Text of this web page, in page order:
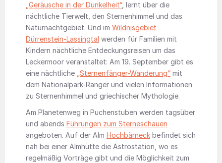
„Geräusche in der Dunkelheit“, lernt über die
nächtliche Tierwelt, den Sternenhimmel und das
Naturnachtgebiet. Und im Wildnisgebiet
Dürrenstein-Lassingtal werden für Familien mit
Kindern nächtliche Entdeckungsreisen um das
Leckermoor veranstaltet: Am 19. September gibt es
eine nächtliche „Sternenfänger-Wanderung“ mit
dem Nationalpark-Ranger und vielen Informationen
zu Sternenhimmel und griechischer Mythologie.
Am Planetenweg in Puchenstuben werden tagsüber
und abends Führungen zum Sterneschauen
angeboten. Auf der Alm Hochbärneck befindet sich
nah bei einer Almhütte die Astrostation, wo es
regelmäßig Vorträge gibt und die Möglichkeit zum